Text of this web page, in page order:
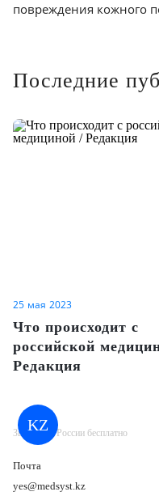
KZ
повреждения кожного
Последние
25 мая 2023
Что происходит с
российской
Редакция
Звонок по России бесплатно
Почта
yes@medsyst.kz